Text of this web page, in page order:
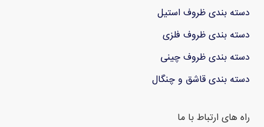
دسته بندی ظروف استیل
دسته بندی ظروف فلزی
دسته بندی ظروف چینی
دسته بندی قاشق و چنگال
راه های ارتباط با ما